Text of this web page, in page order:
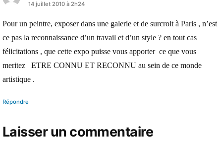
a
dit :
14 juillet 2010 à 2h24
Pour un peintre, exposer dans une galerie et de surcroit à Paris , n’est
ce pas la reconnaissance d’un travail et d’un style ? en tout cas
félicitations , que cette expo puisse vous apporter ce que vous
meritez ETRE CONNU ET RECONNU au sein de ce monde
artistique .
Répondre
Laisser un commentaire